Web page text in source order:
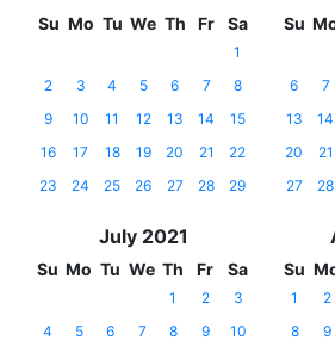
Su Mo Tu We Th Fr Sa
1
2
3 4 5 6 7
8
9
10 11 12 13 14
15
16
17 18 19 20 21
22
23
24 25 26 27 28 29
Su
6
7
13
14
20
21
27
28
July 2021
Su Mo Tu We Th Fr Sa
1 2
3
4
5 6 7 8 9
10
Su
1 2
8
9